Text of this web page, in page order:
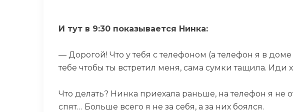
И тут в 9:30 показывается Нинка:
— Дорогой! Что у тебя с телефоном (а телефон я в
тебе чтобы ты встретил меня, сама сумки тащила. Иди
Что делать? Нинка приехала раньше, на телефон я не
спят… Больше всего я не за себя, а за них боялся.